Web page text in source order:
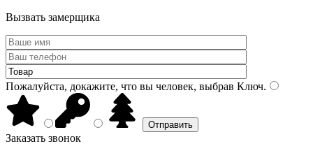
Вызвать замерщика
Пожалуйста, докажите, что вы человек, выбрав Ключ.
Заказать звонок